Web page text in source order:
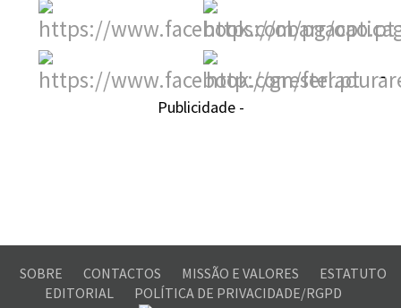
-
Publicidade -
SOBRE CONTACTOS MISSÃO E VALORES
ESTATUTO
EDITORIAL
POLÍTICA DE PRIVACIDADE/RGPD